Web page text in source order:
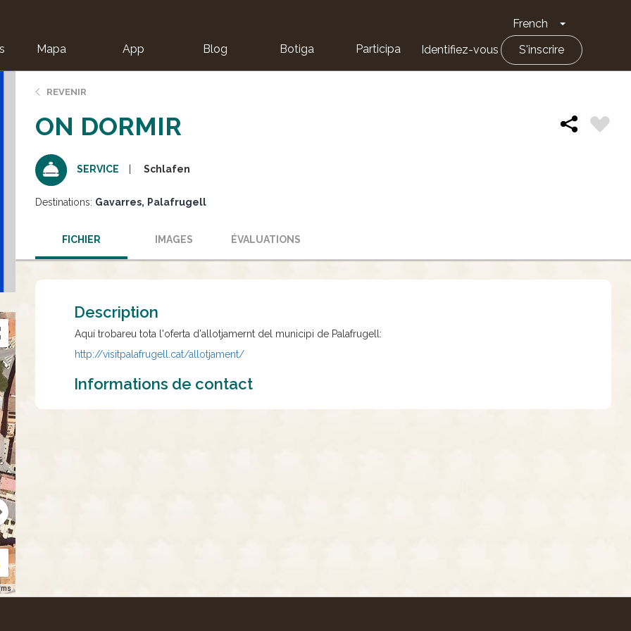
French Toggle
Mapa App Blog Botiga Participa Identifiez-vous S'inscrire
REVENIR
ON DORMIR
SERVICE Schlafen
Destinations: Gavarres Palafrugell
FICHIER IMAGES ÉVALUATIONS
Description
Aquí trobareu tota l'oferta d'allotjamernt del municipi de Palafrugell:
http://visitpalafrugell.cat/allotjament/
Informations de contact